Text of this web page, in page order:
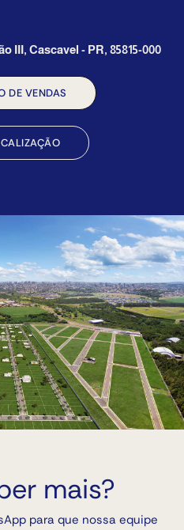
III, Cascavel - PR, 85815-000
DE VENDAS
mais?
para que nossa equipe